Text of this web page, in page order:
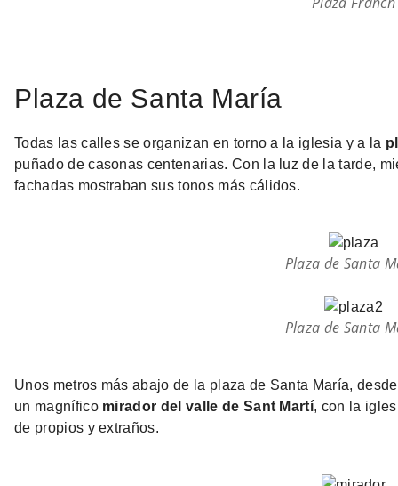
Plaza de Santa María
Todas las calles se organizan en torno a la iglesia y a la
puñado de casonas centenarias. Con la luz de la tarde,
fachadas mostraban sus tonos más cálidos.
Plaza de Santa
Plaza de Santa
Unos metros más abajo de la plaza de Santa María,
un magnífico mirador del valle de Sant Martí, con la
de propios y extraños.